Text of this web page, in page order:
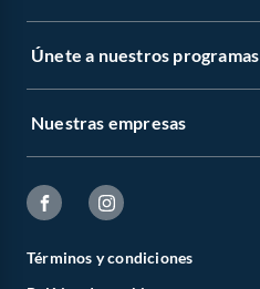
Únete a nuestros programas
Nuestras empresas
Términos y condiciones